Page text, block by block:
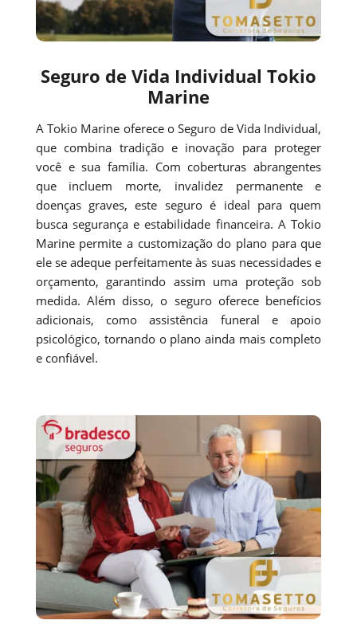
Seguro de Vida Individual Tokio
Marine
A Tokio Marine oferece o Seguro de Vida Individual,
que combina tradição e inovação para proteger
você e sua família. Com coberturas abrangentes
que incluem morte, invalidez permanente e
doenças graves, este seguro é ideal para quem
busca segurança e estabilidade financeira. A Tokio
Marine permite a customização do plano para que
ele se adeque perfeitamente às suas necessidades e
orçamento, garantindo assim uma proteção sob
medida. Além disso, o seguro oferece benefícios
adicionais, como assistência funeral e apoio
psicológico, tornando o plano ainda mais completo
e confiável.